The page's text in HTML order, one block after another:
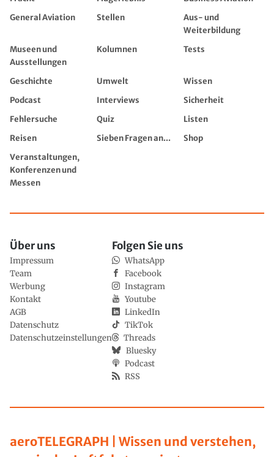
General Aviation
Stellen
Aus- und
Weiterbildung
Museen und
Ausstellungen
Kolumnen Tests
Geschichte Umwelt
Wissen
Podcast
Interviews
Sicherheit
Fehlersuche
Quiz
Listen
Reisen
Sieben Fragen an...
Shop
Veranstaltungen,
Konferenzen und
Messen
aeroTELEGRAPH | Wissen und verstehen,
Über uns
Impressum
Team
Werbung
Kontakt
AGB
Datenschutz
Datenschutzeinstellungen
Folgen Sie uns
WhatsApp
Facebook
Instagram
Youtube
LinkedIn
TikTok
Threads
Bluesky
Podcast
RSS